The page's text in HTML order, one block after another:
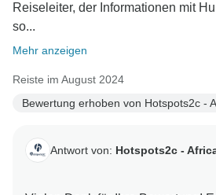
Reiseleiter, der Informationen mit
so...
Mehr anzeigen
Reiste im August 2024
Bewertung erhoben von Hotspots2c -
Antwort von: Hotspots2c -